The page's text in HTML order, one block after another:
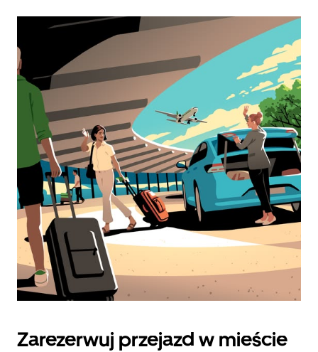
Zarezerwuj przejazd w mieście